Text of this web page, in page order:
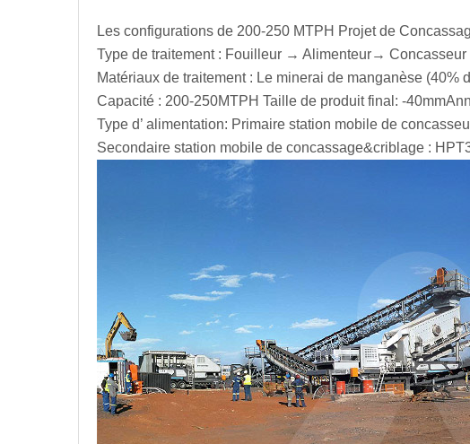
Les configurations de 200-250 MTPH Projet de
Type de traitement : Fouilleur → Alimenteur→
Matériaux de traitement : Le minerai de manganèse (40%
Capacité : 200-250MTPH Taille de produit final: -40mm
Type d’ alimentation: Primaire station mobile de
Secondaire station mobile de concassage&criblage :